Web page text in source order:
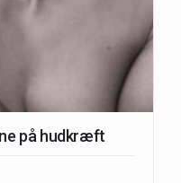
på hudkræft